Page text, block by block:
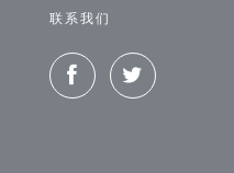
联系我们